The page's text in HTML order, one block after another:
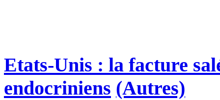
Etats-Unis : la facture
endocriniens (Autres)